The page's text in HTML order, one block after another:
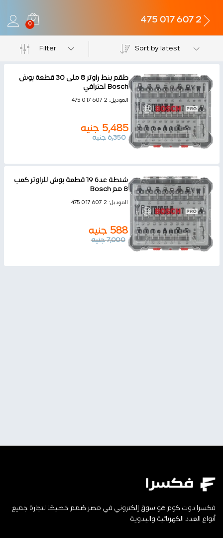
2 607 017 475
0
Filter Sort by latest
طقم بنط راوتر 8 ملى 30 قطعة بوش
Bosch احترافي
الموديل: 2 607 017 475
5,485 جنيه
6,350 جنيه
شنطة عدة 19 قطعة بوش للراوتر كعب
8 مم Bosch
الموديل: 2 607 017 475
588 جنيه
7,000 جنيه
فكسرا دوت كوم هو سوق إلكتروني في مصر صُمم خصيصًا لتجارة جميع
أنواع العدد الكهربائية واليدوية